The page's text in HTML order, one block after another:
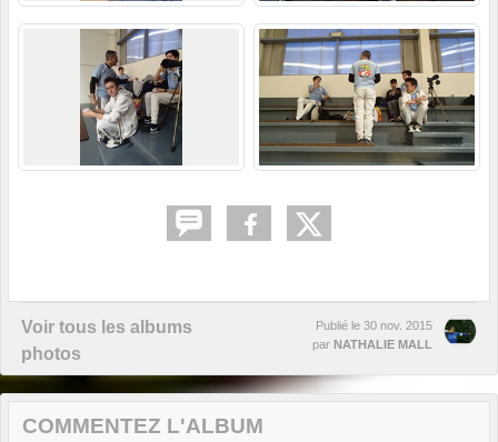
Voir tous les albums
photos
Publié le 30 nov. 2015
par NATHALIE MALL
COMMENTEZ L'ALBUM